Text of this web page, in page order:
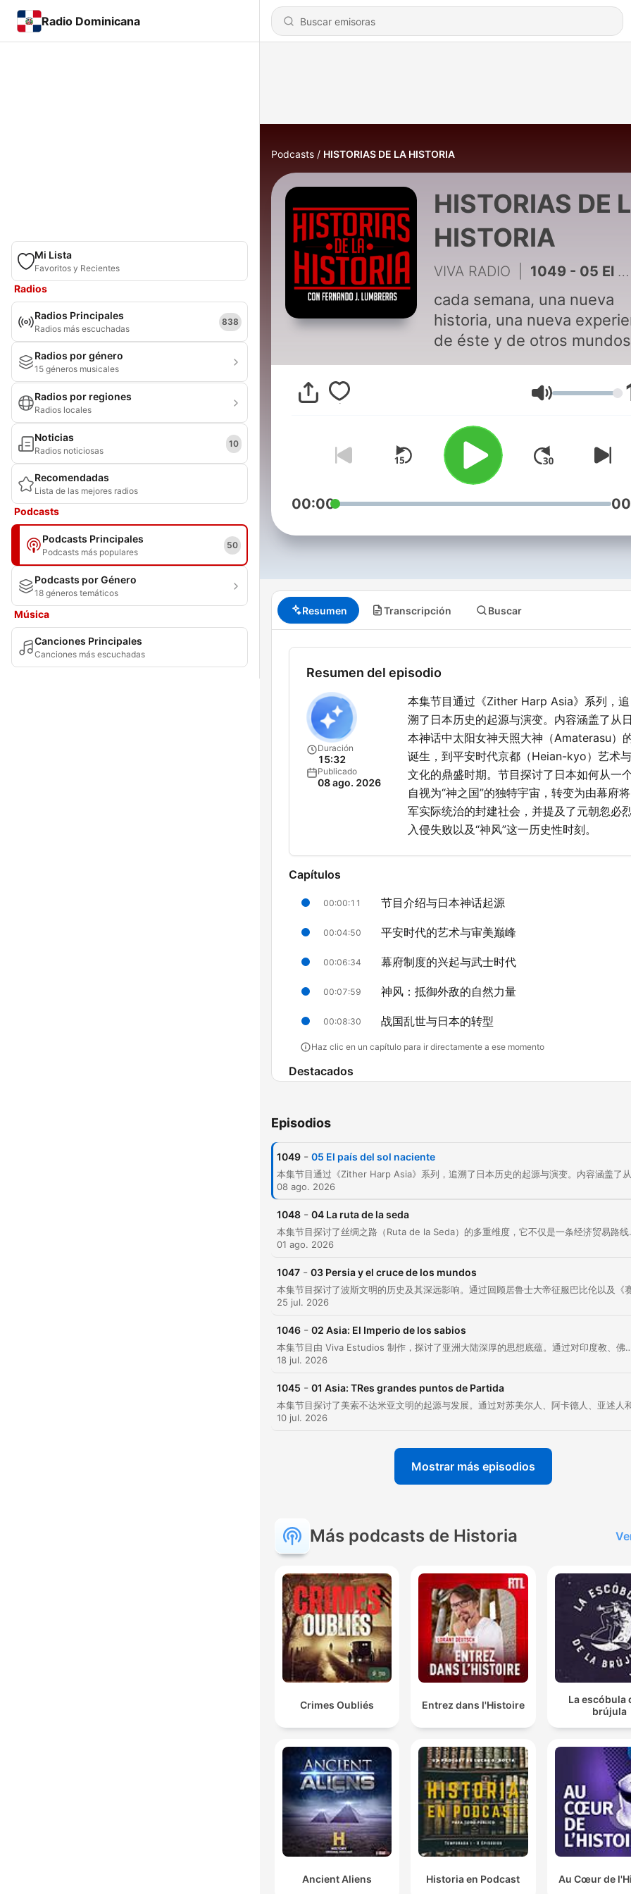
Radio Dominicana
Mi Lista
Favoritos y Recientes
Radios
Radios Principales
Radios más escuchadas
838
Radios por género
15 géneros musicales
Radios por regiones
Radios locales
Noticias
Radios noticiosas
10
Recomendadas
Lista de las mejores radios
Podcasts
Podcasts Principales
Podcasts más populares
50
Podcasts por Género
18 géneros temáticos
Música
Canciones Principales
Canciones más escuchadas
Podcasts HISTORIAS DE LA HISTORIA
HISTORIAS DE
HISTORIA
VIVA RADIO 1049 - 05 El país del sol naciente
cada semana, una nueva
historia, una nueva
de éste y de otros mundos
Volumen
00:00
Resumen Transcripción Buscar
Resumen del episodio
Duración
15:32
Publicado
08 ago. 2026
本集节目通过《Zither Harp Asia》系列，追
溯了日本历史的起源与演变。内容涵盖了从日
本神话中太阳女神天照大神（Amaterasu）
诞生，到平安时代京都（Heian-kyo）艺术与
文化的鼎盛时期。节目探讨了日本如何从一
自视为“神之国”的独特宇宙，转变为由幕府将
军实际统治的封建社会，并提及了元朝忽必
入侵失败以及“神风”这一历史性时刻。
Capítulos
00:00:11 节目介绍与日本神话起源
00:04:50 平安时代的艺术与审美巅峰
00:06:34 幕府制度的兴起与武士时代
00:07:59 神风：抵御外敌的自然力量
00:08:30 战国乱世与日本的转型
Haz clic en un capítulo para ir directamente a ese momento
Destacados
Se pensó a sí mismo como un universo único, como un
sino una obligación.
00:03:29 · 描述了日本早期作为神之国度所追求的独特国家认同与
En ambas, las flotas fueron destruidas por tifones
00:07:59 · 讲述了忽必烈入侵日本失败时，自然灾害如何被视为神
的保护。
ese Japón del sol naciente, que miraba al mundo
la niebla, aún habita en la memoria, en la forma de
00:13:49 · 总结了日本传统文化精髓在现代记忆与艺术形式中的延
Episodios
1049 - 05 El país del sol naciente
08 ago. 2026
1048 - 04 La ruta de la seda
本集节目探讨了丝绸之路（Ruta de la Seda）的多重维度，它不仅是一条经济贸
01 ago. 2026
1047 - 03 Persia y el cruce de los mundos
25 jul. 2026
1046 - 02 Asia: El Imperio de los sabios
本集节目由 Viva Estudios 制作，探讨了亚洲大陆深厚的思想底蕴。通过对印度教、佛教和儒家思想这三大核心思想流派的考察，节目展示了这些古老智慧如何跨越千年
18 jul. 2026
1045 - 01 Asia: TRes grandes puntos de Partida
10 jul. 2026
Mostrar más episodios
Más podcasts de Historia
Crimes Oubliés Entrez dans l'Histoire
La escóbula
brújula
Ancient Aliens Historia en Podcast Au Cœur de